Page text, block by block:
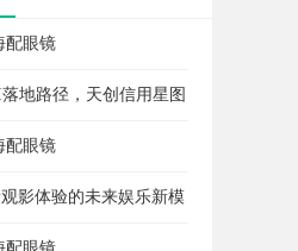
配眼镜
地路径，天创信用星图
能升级
配眼镜
影体验的未来娱乐新模